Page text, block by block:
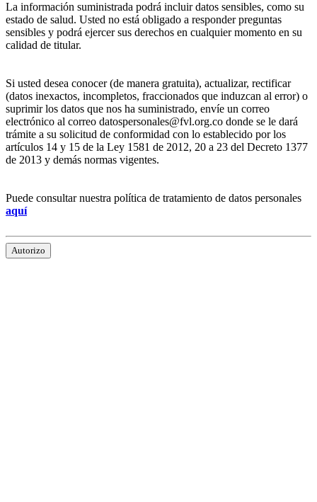
La información suministrada podrá incluir datos sensibles, como su
estado de salud. Usted no está obligado a responder preguntas
sensibles y podrá ejercer sus derechos en cualquier momento en su
calidad de titular.
Si usted desea conocer (de manera gratuita), actualizar, rectificar
(datos inexactos, incompletos, fraccionados que induzcan al error) o
suprimir los datos que nos ha suministrado, envíe un correo
electrónico al correo datospersonales@fvl.org.co donde se le dará
trámite a su solicitud de conformidad con lo establecido por los
artículos 14 y 15 de la Ley 1581 de 2012, 20 a 23 del Decreto 1377
de 2013 y demás normas vigentes.
Puede consultar nuestra política de tratamiento de datos personales
aquí
Autorizo